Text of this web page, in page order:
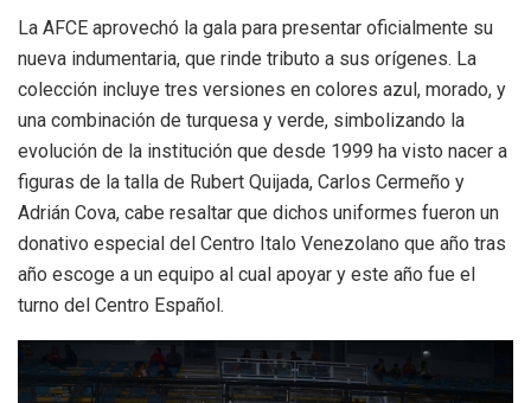
​La AFCE aprovechó la gala para presentar oficialmente su
nueva indumentaria, que rinde tributo a sus orígenes. La
colección incluye tres versiones en colores azul, morado, y
una combinación de turquesa y verde, simbolizando la
evolución de la institución que desde 1999 ha visto nacer a
figuras de la talla de Rubert Quijada, Carlos Cermeño y
Adrián Cova, cabe resaltar que dichos uniformes fueron un
donativo especial del Centro Italo Venezolano que año tras
año escoge a un equipo al cual apoyar y este año fue el
turno del Centro Español.